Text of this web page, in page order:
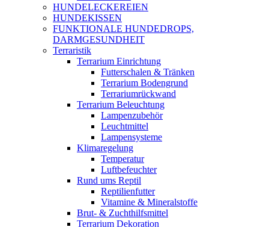
HUNDELECKEREIEN
HUNDEKISSEN
FUNKTIONALE HUNDEDROPS,
DARMGESUNDHEIT
Terraristik
Terrarium Einrichtung
Futterschalen & Tränken
Terrarium Bodengrund
Terrariumrückwand
Terrarium Beleuchtung
Lampenzubehör
Leuchtmittel
Lampensysteme
Klimaregelung
Temperatur
Luftbefeuchter
Rund ums Reptil
Reptilienfutter
Vitamine & Mineralstoffe
Brut- & Zuchthilfsmittel
Terrarium Dekoration